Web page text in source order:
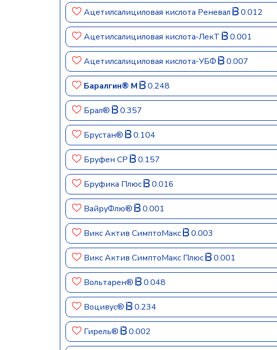
Ацетилсалициловая кислота Реневал 0.012
Ацетилсалициловая кислота-ЛекТ 0.001
Ацетилсалициловая кислота-УБФ 0.007
Баралгин® М 0.248
Брал® 0.357
Брустан® 0.104
Бруфен СР 0.157
Бруфика Плюс 0.016
ВайруФлю® 0.001
Викс Актив СимптоМакс 0.003
Викс Актив СимптоМакс Плюс 0.001
Вольтарен® 0.048
Воцивус® 0.234
Гирель® 0.002